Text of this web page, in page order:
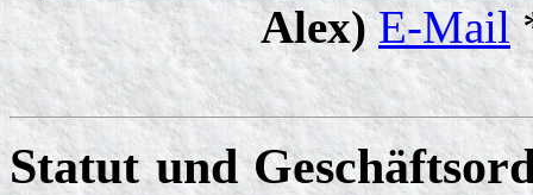
Alex)E-Mail
Statut und